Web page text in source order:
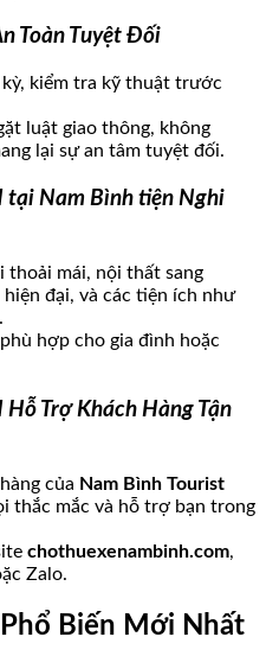
Toàn Tuyệt Đối
kiểm tra kỹ thuật trước
luật giao thông, không
lại sự an tâm tuyệt đối.
tại Nam Bình tiện Nghi
thoải mái, nội thất sang
đại, và các tiện ích như
hợp cho gia đình hoặc
Hỗ Trợ Khách Hàng Tận
của Nam Bình Tourist
thắc mắc và hỗ trợ bạn trong
chothuexenambinh.com,
Zalo.
Biến Mới Nhất